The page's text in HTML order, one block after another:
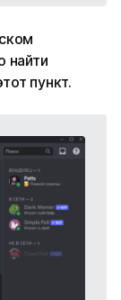
найти
пункт.